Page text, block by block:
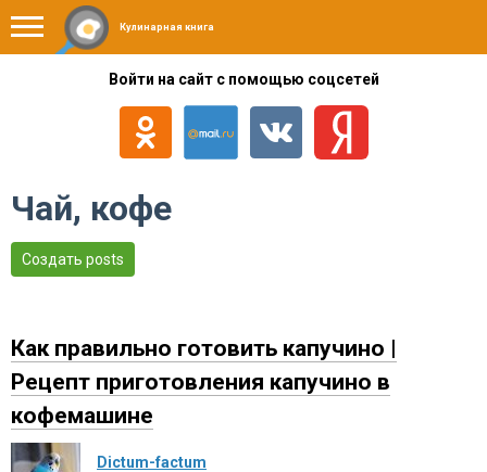
Кулинарная книга
Войти на сайт с помощью соцсетей
Чай, кофе
Создать posts
Как правильно готовить капучино |
Рецепт приготовления капучино в
кофемашине
Dictum-factum